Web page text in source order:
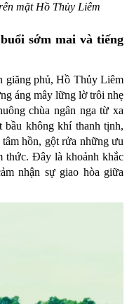
mặt Hồ Thủy Liêm
sớm mai và tiếng
giăng phủ, Hồ Thủy Liêm
áng mây lững lờ trôi nhẹ
chùa ngân nga từ xa
bầu không khí thanh tịnh,
hồn, gột rửa những ưu
thức. Đây là khoảnh khắc
nhận sự giao hòa giữa